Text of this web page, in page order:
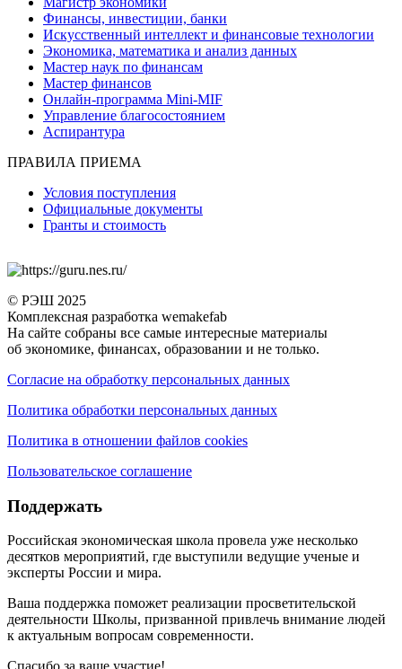
Финансы, инвестиции, банки
Искусственный интеллект и финансовые технологии
Экономика, математика и анализ данных
Мастер наук по финансам
Мастер финансов
Онлайн-программа Mini-MIF
Управление благосостоянием
Аспирантура
ПРАВИЛА ПРИЕМА
Условия поступления
Официальные документы
Гранты и стоимость
© РЭШ 2025
Комплексная разработка wemakefab
На сайте собраны все самые интересные материалы
об экономике, финансах, образовании и не только.
Согласие на обработку персональных данных
Политика обработки персональных данных
Политика в отношении файлов cookies
Пользовательское соглашение
Поддержать
Российская экономическая школа провела уже несколько
десятков мероприятий, где выступили ведущие ученые и
эксперты России и мира.
Ваша поддержка поможет реализации просветительской
деятельности Школы, призванной привлечь внимание людей
к актуальным вопросам современности.